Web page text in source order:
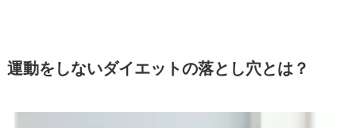
運動をしないダイエットの落とし穴とは？